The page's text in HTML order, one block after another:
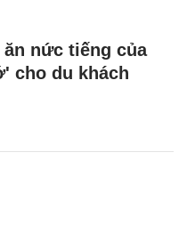
ăn nức tiếng của
cho du khách